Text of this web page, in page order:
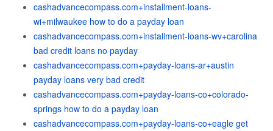
cashadvancecompass.com+installment-loans-
wi+milwaukee how to do a payday loan
cashadvancecompass.com+installment-loans-wv+carolina
bad credit loans no payday
cashadvancecompass.com+payday-loans-ar+austin
payday loans very bad credit
cashadvancecompass.com+payday-loans-co+colorado-
springs how to do a payday loan
cashadvancecompass.com+payday-loans-co+eagle get